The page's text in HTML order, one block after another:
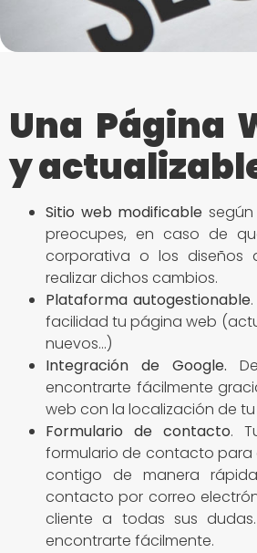
Una Página
y
Sitio web modificable
preocupes, en caso de
corporativa o los diseños
realizar dichos cambios.
Plataforma autogestionable
facilidad tu página web
nuevos…)
Integración de Google.
encontrarte fácilmente
web con la localización de
Formulario de contacto.
formulario de contacto
contigo de manera
contacto por correo
cliente a todas sus
encontrarte fácilmente.